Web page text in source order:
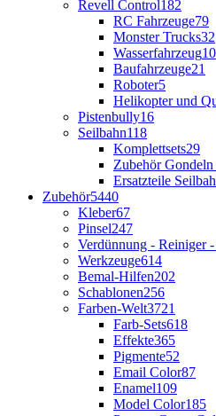
Revell Control182
RC Fahrzeuge79
Monster Trucks32
Wasserfahrzeug10
Baufahrzeuge21
Roboter5
Helikopter und
Pistenbully16
Seilbahn118
Komplettsets29
Zubehör Gondeln
Ersatzteile
Zubehör5440
Kleber67
Pinsel247
Verdünnung - Reiniger
Werkzeuge614
Bemal-Hilfen202
Schablonen256
Farben-Welt3721
Farb-Sets618
Effekte365
Pigmente52
Email Color87
Enamel109
Model Color185